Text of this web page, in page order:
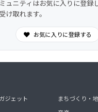
ュニティはお気に入りに登録
け取れます。
お気に入りに登録する
ジェット
まちづくり・